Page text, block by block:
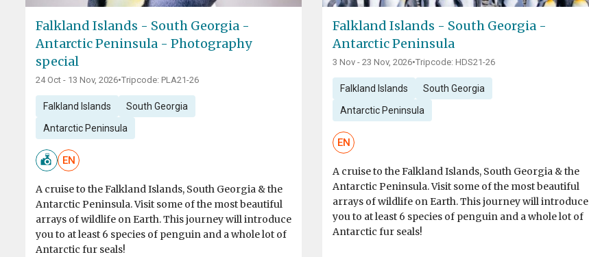
Falkland Islands - South Georgia -
Antarctic Peninsula - Photography
special
24 Oct - 13 Nov, 2026•Tripcode: PLA21-26
Falkland Islands South Georgia
Antarctic Peninsula
EN
A cruise to the Falkland Islands, South Georgia & the
Antarctic Peninsula. Visit some of the most beautiful
arrays of wildlife on Earth. This journey will introduce
you to at least 6 species of penguin and a whole lot of
Antarctic fur seals!
Falkland Islands - South Georgia -
Antarctic Peninsula
3 Nov - 23 Nov, 2026•Tripcode: HDS21-26
Falkland Islands South Georgia
Antarctic Peninsula
EN
A cruise to the Falkland Islands, South Georgia & the
Antarctic Peninsula. Visit some of the most beautiful
arrays of wildlife on Earth. This journey will introduce
you to at least 6 species of penguin and a whole lot of
Antarctic fur seals!